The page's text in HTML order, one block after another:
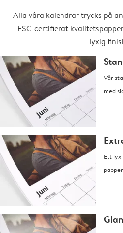
Alla våra kalendrar trycks på
FSC-certifierat
lyxig
Vår
med
Ett